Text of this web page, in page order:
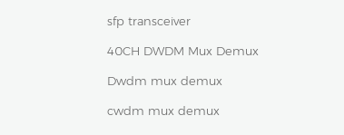
sfp transceiver
40CH DWDM Mux Demux
Dwdm mux demux
cwdm mux demux